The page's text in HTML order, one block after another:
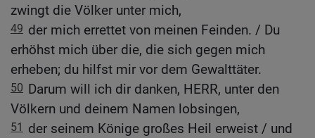
zwingt die Völker unter mich,
49 der mich errettet von meinen Feinden. / Du
erhöhst mich über die, die sich gegen mich
erheben; du hilfst mir vor dem Gewalttäter.
50 Darum will ich dir danken, HERR, unter den
Völkern und deinem Namen lobsingen,
51
der seinem Könige großes Heil erweist / und